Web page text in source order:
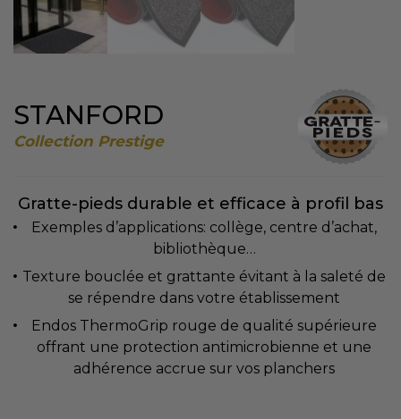
STANFORD
Collection Prestige
Gratte-pieds durable et efficace à profil bas
Exemples d’applications: collège, centre d’achat,
bibliothèque…
Texture bouclée et grattante évitant à la saleté de
se répendre dans votre établissement
Endos ThermoGrip rouge de qualité supérieure
offrant une protection antimicrobienne et une
adhérence accrue sur vos planchers